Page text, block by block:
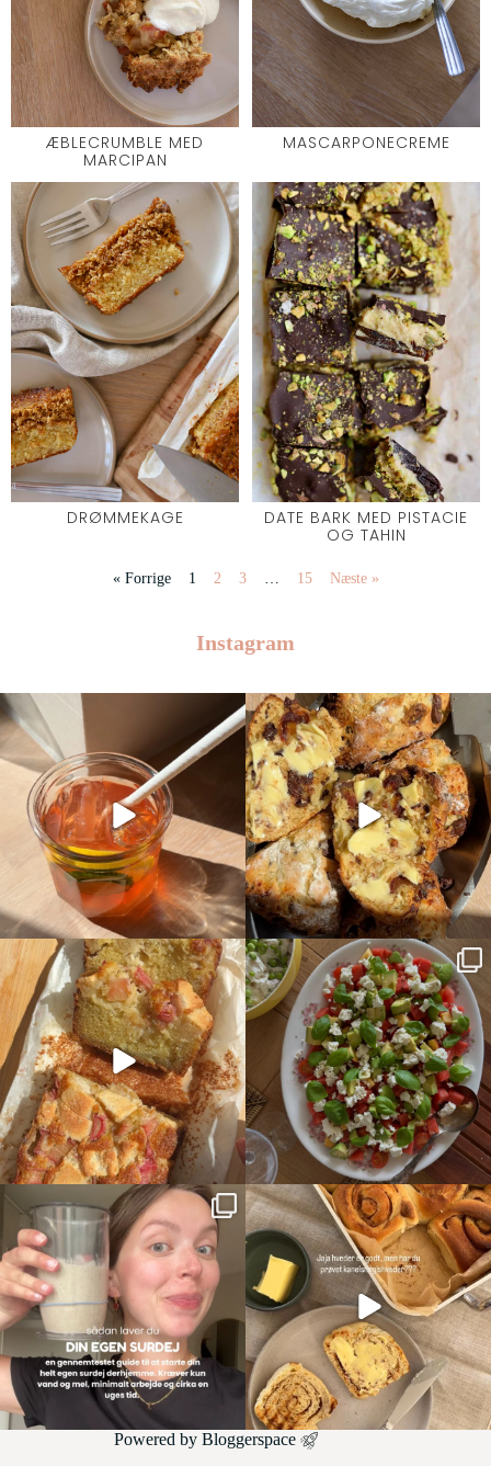
ÆBLECRUMBLE MED
MARCIPAN
MASCARPONECREME
DRØMMEKAGE
DATE BARK MED PISTACIE
OG TAHIN
« Forrige 1 2 3 15 Næste »
Instagram
Powered byBloggerspace